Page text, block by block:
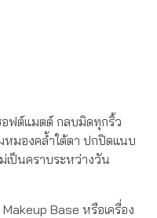
อฟต์แมตต์ กลบมิดทุกริ้ว
หมองคล้ำใต้ตา ปกปิดแนบ
เป็นคราบระหว่างวัน
Base หรือเครื่อง